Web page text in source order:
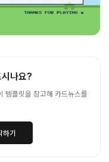
나요?
플릿을 참고해 카드뉴스를
하기